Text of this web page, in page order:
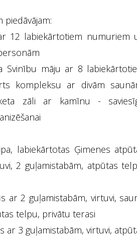
piedāvājam:
12 labiekārtotiem numuriem
Svinību māju ar 8
kompleksu ar divām
zāli ar kamīnu -
labiekārtotas Ģimenes
2 guļamistabām, atpūtas
ar 2 guļamistabām, virtuvi,
telpu, privātu terasi
ar 3 guļamistabām, virtuvi,